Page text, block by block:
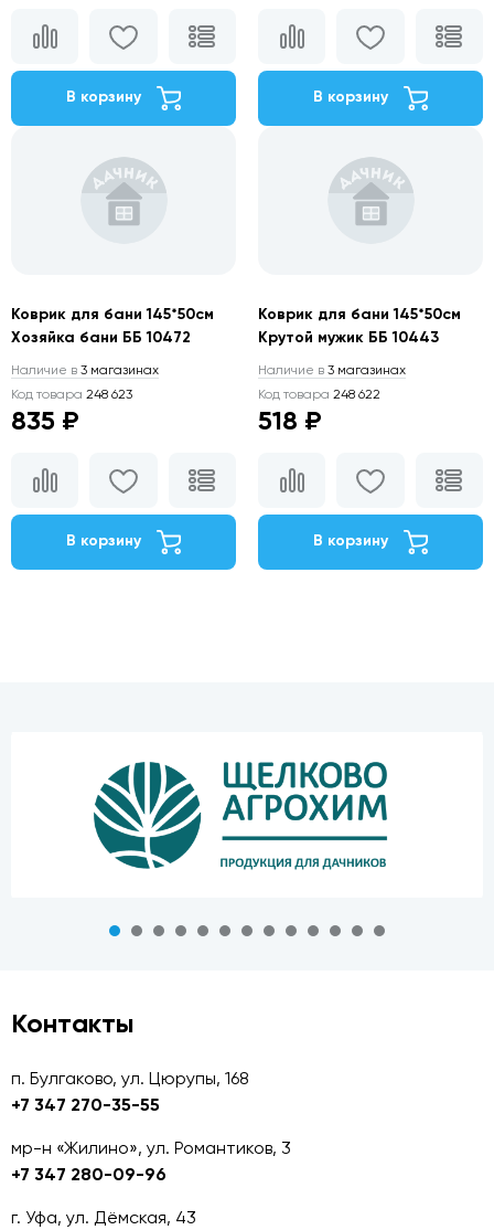
В корзину В корзину
Коврик для бани 145*50см
Хозяйка бани ББ 10472
Наличие в 3 магазинах
Код товара 248 623
835 ₽
В корзину
Коврик для бани 145*50см
Крутой мужик ББ 10443
Наличие в 3 магазинах
Код товара 248 622
518 ₽
В корзину
Контакты
п. Булгаково, ул. Цюрупы, 168
+7 347 270-35-55
мр-н «Жилино», ул. Романтиков, 3
+7 347 280-09-96
г. Уфа, ул. Дёмская, 43